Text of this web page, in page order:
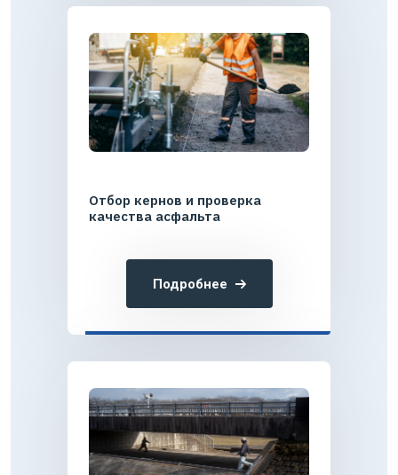
Отбор кернов и проверка
качества асфальта
Подробнее